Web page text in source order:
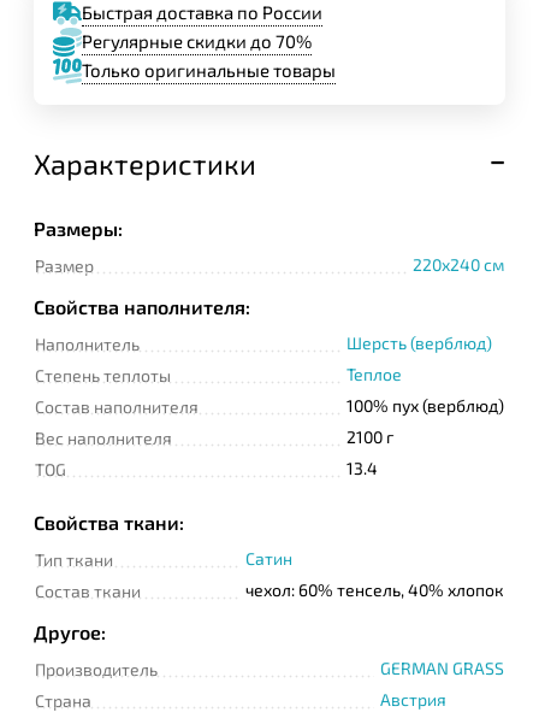
Быстрая доставка по России
Регулярные скидки до 70%
Только оригинальные товары
Характеристики
Размеры:
Размер 220x240 см
Свойства наполнителя:
Наполнитель
Шерсть (верблюд)
Степень теплоты
Теплое
Состав наполнителя
100% пух (верблюд)
Вес наполнителя
2100 г
TOG
13.4
Свойства ткани:
Тип ткани
Сатин
Состав ткани
чехол: 60% тенсель, 40% хлопок
Другое:
Производитель
GERMAN GRASS
Страна
Австрия
Имя
Телефон
Сообщение
Подтверждаю
прочтение и согласие